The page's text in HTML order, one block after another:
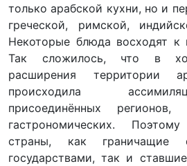
только арабской кухни, но и
греческой, римской,
Некоторые блюда восходят к
Так сложилось, что в
расширения территории
происходила
присоединённых
гастрономических.
страны, как граничащие
государствами, так и